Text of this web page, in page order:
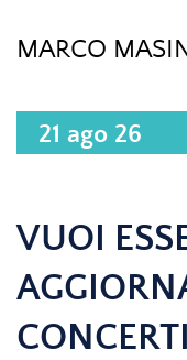
MARCO
21 ago 26
VUOI